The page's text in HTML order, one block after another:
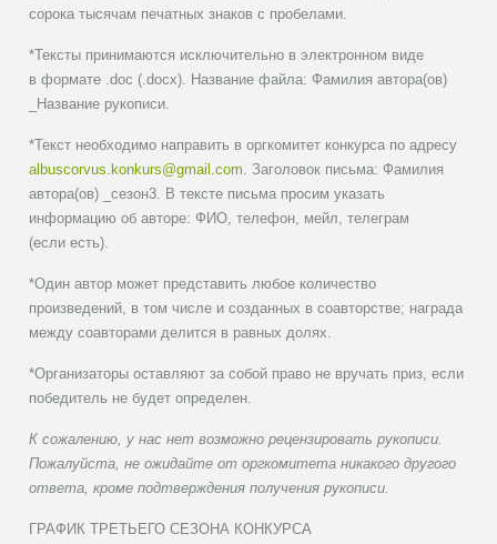
сорока тысячам печатных знаков с пробелами.
*Тексты принимаются исключительно в электронном виде
в формате .doc (.docx). Название файла: Фамилия автора(ов)
_Название рукописи.
*Текст необходимо направить в оргкомитет конкурса по адресу
albuscorvus.konkurs@gmail.com. Заголовок письма: Фамилия
автора(ов) _сезон3. В тексте письма просим указать
информацию об авторе: ФИО, телефон, мейл, телеграм
(если есть).
*Один автор может представить любое количество
произведений, в том числе и созданных в соавторстве; награда
между соавторами делится в равных долях.
*Организаторы оставляют за собой право не вручать приз, если
победитель не будет определен.
К сожалению, у нас нет возможно рецензировать рукописи.
Пожалуйста, не ожидайте от оргкомитета никакого другого
ответа, кроме подтверждения получения рукописи.
ГРАФИК ТРЕТЬЕГО СЕЗОНА КОНКУРСА